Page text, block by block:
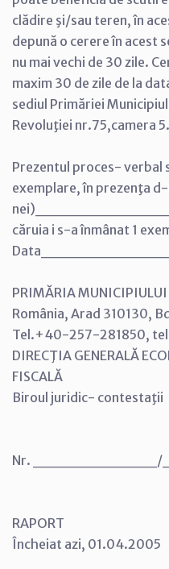
clădire şi/sau teren, în
depună o cerere în acest
nu mai vechi de 30 zile.
maxim 30 de zile de la
sediul Primăriei
Revoluţiei nr.75,camera 5.
Prezentul proces- verbal
exemplare, în prezenţa
căruia i s-a înmânat 1
PRIMĂRIA MUNICIPIULUI
România, Arad 310130,
Tel.+40-257-281850,
DIRECŢIA GENERALĂ
FISCALĂ
Biroul juridic- contestaţii
Nr. ___________/
RAPORT
Încheiat azi, 01.04.2005